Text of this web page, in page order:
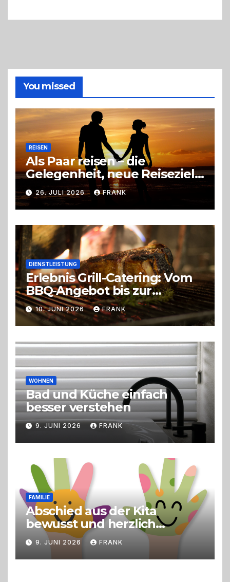
richtige
Entscheidung
You missed
REISEN
Als Paar reisen – die
Gelegenheit, neue Reiseziele
zu entdecken
26. JULI 2026 FRANK
DIENSTLEISTUNG
Erlebnis Grill-Catering: Vom
BBQ-Angebot bis zur
perfekten Eventorganisation
Trend zu Outdoor-Events,
Erlebnisgastronomie und
Live-Cooking
10. JUNI 2026 FRANK
WOHNEN
Bad und Küche einfach
besser verstehen
9. JUNI 2026 FRANK
FAMILIE
Abschied aus der Kita
bewusst und herzlich
gestalten
9. JUNI 2026 FRANK